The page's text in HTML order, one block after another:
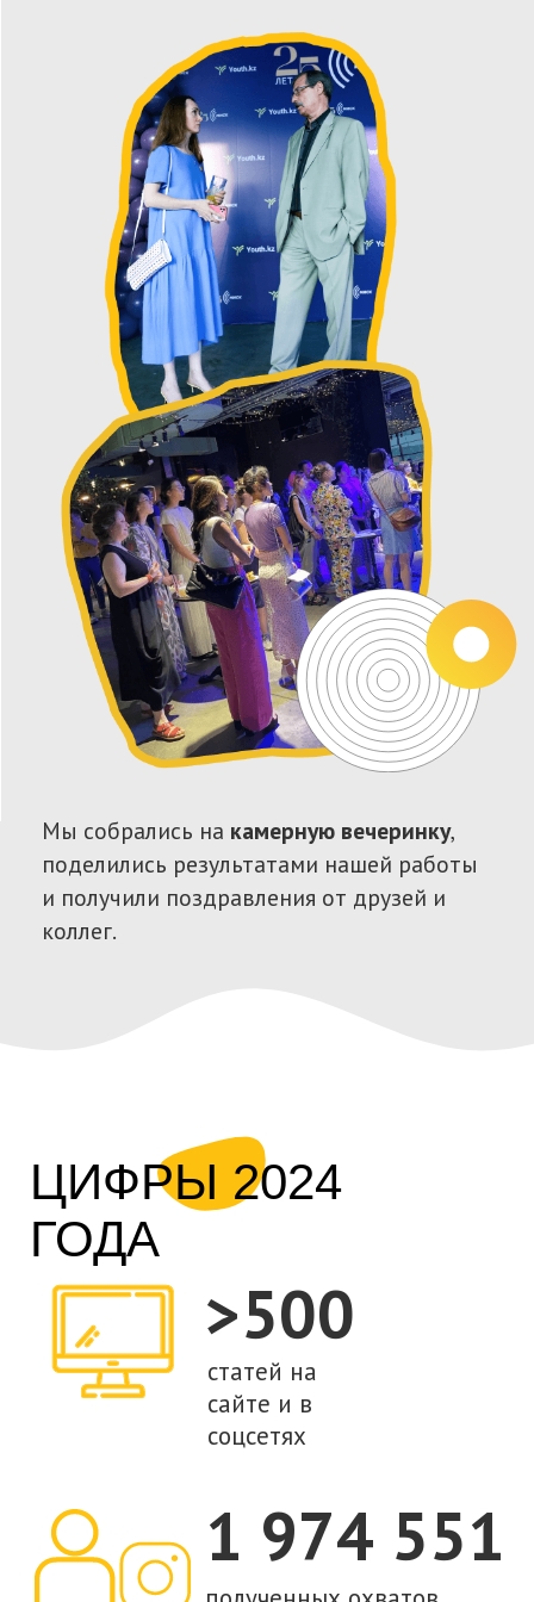
ЦИФРЫ 2024
1361
участника проекта
>500
статей на
сайте и в
соцсетях
полученных охватов
в Instagram
1 974 551
15
проектов
филиалов
МИСК запустил молодежное медиа Youth.kz
июне 2023. Здесь мы пишем о политике и
правах человека, разъясняем термины,
проводим юридические разборы, а также
собираем стажировки и вакансии в
интересных организациях.
Мы помогаем молодежи Казахстана быть в
курсе важных новостей, а также
разбираться в своих правах. Наши
журналисты — студенты, молодые